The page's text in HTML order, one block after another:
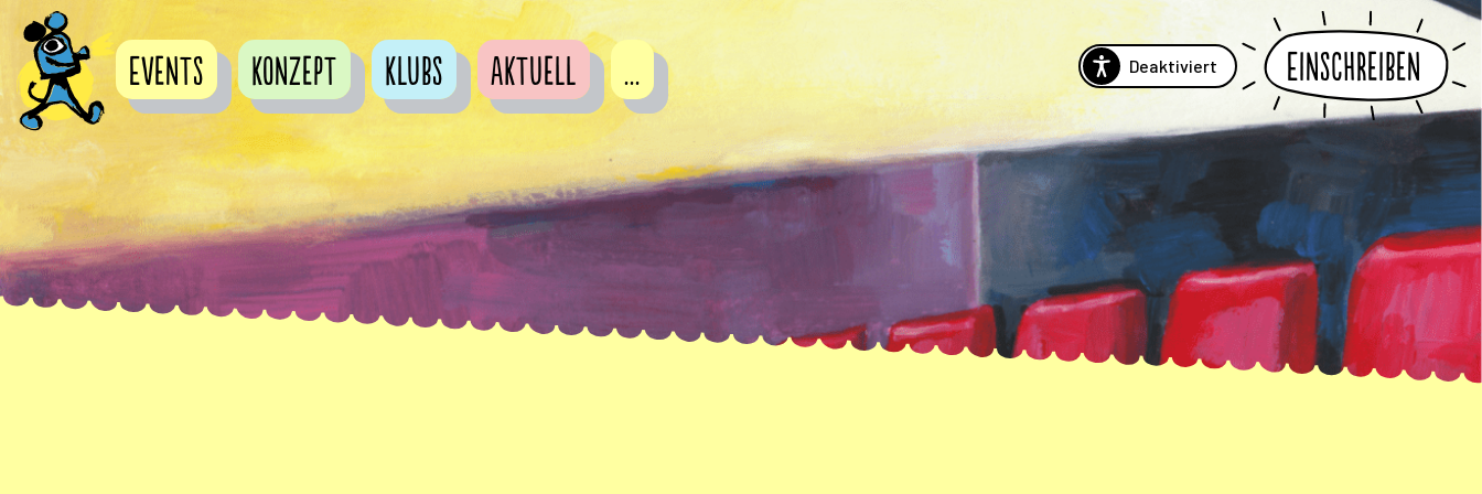
Deaktiviert Einschreiben
Events Konzept Klubs Aktuell ...